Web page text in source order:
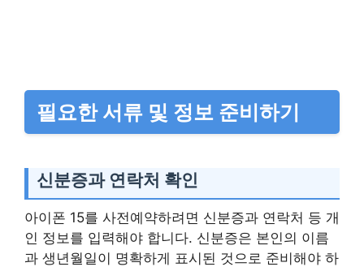
필요한 서류 및 정보 준비하기
신분증과 연락처 확인
아이폰 15를 사전예약하려면 신분증과 연락처 등 개
인 정보를 입력해야 합니다. 신분증은 본인의 이름
과 생년월일이 명확하게 표시된 것으로 준비해야 하